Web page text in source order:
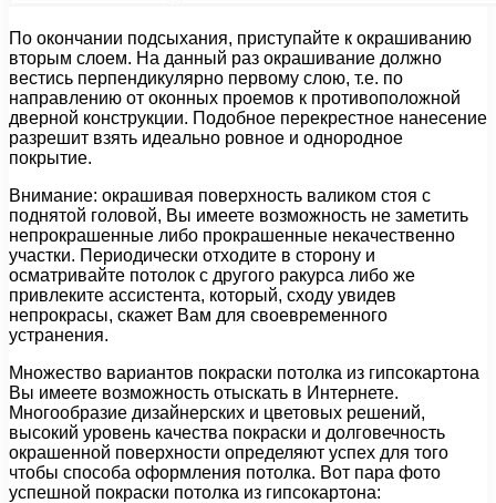
По окончании подсыхания, приступайте к окрашиванию
вторым слоем. На данный раз окрашивание должно
вестись перпендикулярно первому слою, т.е. по
направлению от оконных проемов к противоположной
дверной конструкции. Подобное перекрестное нанесение
разрешит взять идеально ровное и однородное
покрытие.
Внимание: окрашивая поверхность валиком стоя с
поднятой головой, Вы имеете возможность не заметить
непрокрашенные либо прокрашенные некачественно
участки. Периодически отходите в сторону и
осматривайте потолок с другого ракурса либо же
привлеките ассистента, который, сходу увидев
непрокрасы, скажет Вам для своевременного
устранения.
Множество вариантов покраски потолка из гипсокартона
Вы имеете возможность отыскать в Интернете.
Многообразие дизайнерских и цветовых решений,
высокий уровень качества покраски и долговечность
окрашенной поверхности определяют успех для того
чтобы способа оформления потолка. Вот пара фото
успешной покраски потолка из гипсокартона: